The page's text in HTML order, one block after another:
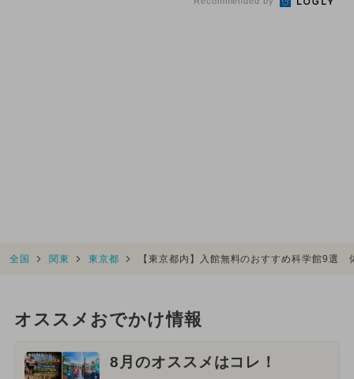
全国 関東 東京都 【東京都内】入館無料のおすすめ科学館9選
オススメおでかけ情報
8月のオススメはコレ！